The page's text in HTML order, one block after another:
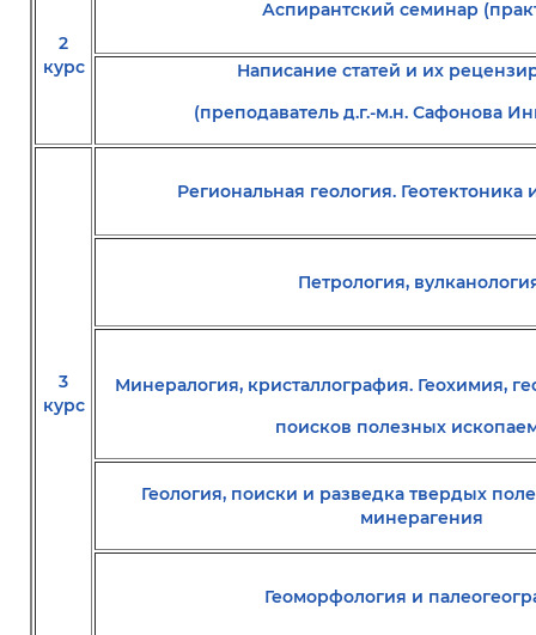
2
курс
Аспирантский семинар
Написание статей и их
(преподаватель д.г.-м.н. Сафонова
3
курс
Региональная геология. Геотектоника
Петрология,
Минералогия, кристаллография. Геохимия,
поисков полезных
Геология, поиски и разведка твердых
минерагения
Геоморфология и